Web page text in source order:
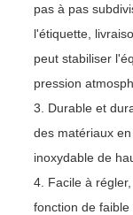
pas à pas
l'étiquette,
peut stabiliser
pression
3. Durable et
des matériaux
inoxydable de
4. Facile à
fonction de